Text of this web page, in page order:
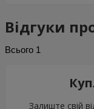
Відгуки
Всього 1
Залиште свій